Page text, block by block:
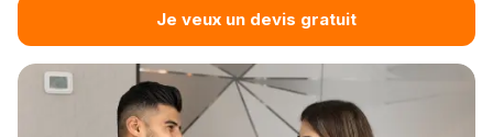
Je veux un devis gratuit